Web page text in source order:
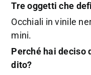
Tre oggetti che
Occhiali in vinile
mini.
Perché hai deciso
dito?